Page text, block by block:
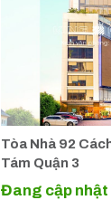
Tòa Nhà 92
Tám Quận 3
Đang cập nhật